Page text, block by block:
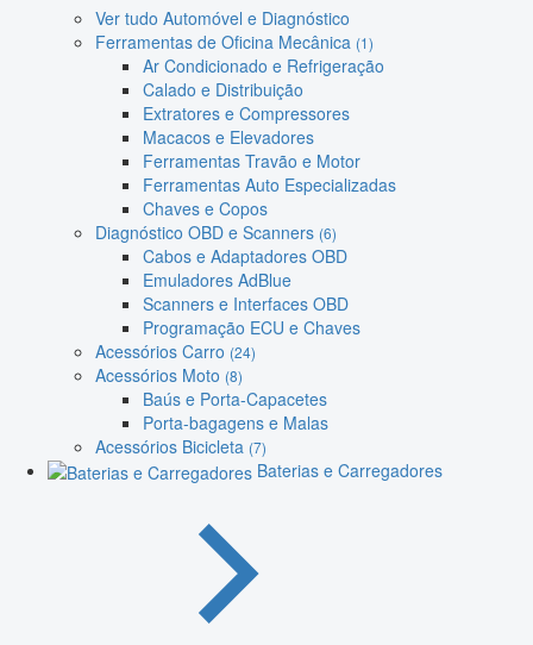
Ver tudo Automóvel e Diagnóstico
Ferramentas de Oficina Mecânica (1)
Ar Condicionado e Refrigeração
Calado e Distribuição
Extratores e Compressores
Macacos e Elevadores
Ferramentas Travão e Motor
Ferramentas Auto Especializadas
Chaves e Copos
Diagnóstico OBD e Scanners (6)
Cabos e Adaptadores OBD
Emuladores AdBlue
Scanners e Interfaces OBD
Programação ECU e Chaves
Acessórios Carro (24)
Acessórios Moto (8)
Baús e Porta-Capacetes
Porta-bagagens e Malas
Acessórios Bicicleta (7)
Baterias e Carregadores